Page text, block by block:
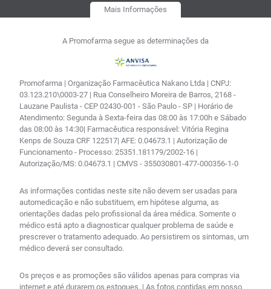
Mais Informações
A Promofarma segue as determinações da
Promofarma | Organização Farmacêutica Nakano Ltda | CNPJ:
03.123.210\0003-27 | Rua Conselheiro Moreira de Barros, 2168 -
Lauzane Paulista - CEP 02430-001 - São Paulo - SP | Horário de
Atendimento: Segunda à Sexta-feira das 08:00 às 17:00h e Sábado
das 08:00 às 14:30| Farmacêutica responsável: Vitória Regina
Kenps de Souza CRF 122517| AFE: 0.04673.1 | Autorização de
Funcionamento - Processo: 25351.181179/2002-16 |
Autorização/MS: 0.04673.1 | CMVS - 355030801-477-000356-1-0
As informações contidas neste site não devem ser usadas para
automedicação e não substituem, em hipótese alguma, as
orientações dadas pelo profissional da área médica. Somente o
médico está apto a diagnosticar qualquer problema de saúde e
prescrever o tratamento adequado. Ao persistirem os sintomas, um
médico deverá ser consultado.
Os preços e as promoções são válidos apenas para compras via
internet e até durarem os estoques. | As fotos contidas em nosso